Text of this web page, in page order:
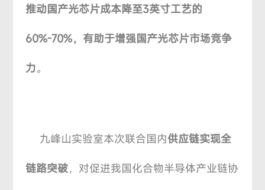
推动国产光芯片成本降至3英寸工艺的
60%-70%，有助于增强国产光芯片市场竞争
力。
九峰山实验室本次联合国内供应链实现全
链路突破，对促进我国化合物半导体产业链协